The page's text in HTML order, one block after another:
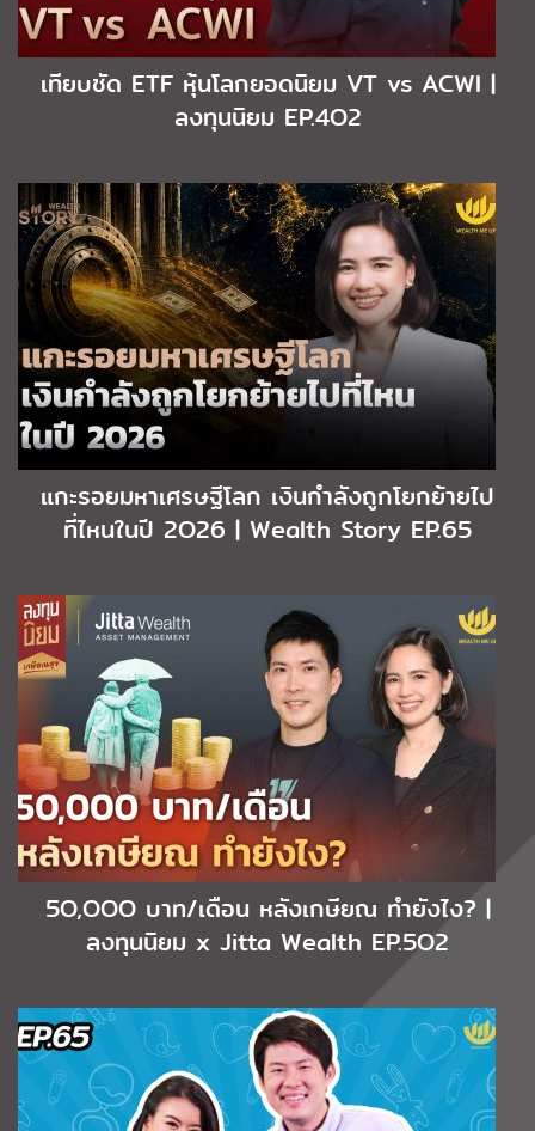
เทียบชัด ETF หุ้นโลกยอดนิยม VT vs ACWI |
ลงทุนนิยม EP.4O2
แกะรอยมหาเศรษฐีโลก เงินกำลังถูกโยกย้ายไป
ที่ไหนในปี 2O26 | Wealth Story EP.65
5O,OOO บาท/เดือน หลังเกษียณ ทำยังไง? |
ลงทุนนิยม x Jitta Wealth EP.5O2